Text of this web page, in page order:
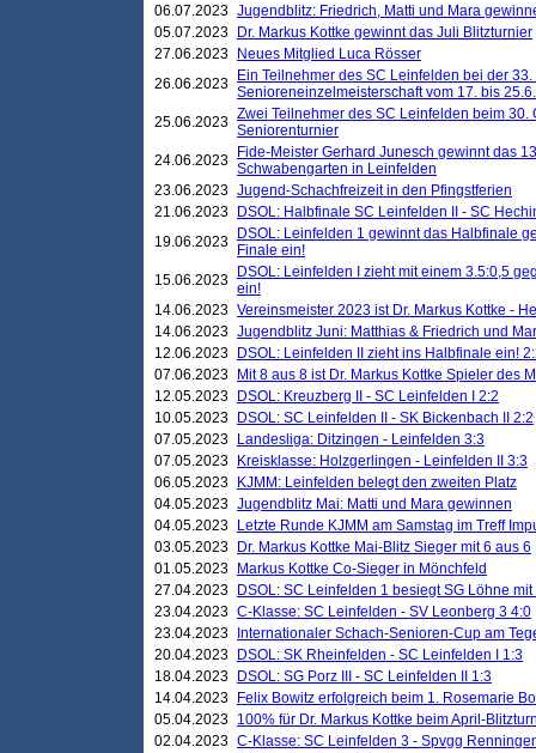
06.07.2023 Jugendblitz: Friedrich, Matti und Mara
05.07.2023
Dr. Markus Kottke gewinnt das Juli Blitzturnier
27.06.2023
Neues Mitglied Luca Rösser
26.06.2023
Ein Teilnehmer des SC Leinfelden bei der
Senioreneinzelmeisterschaft vom 17. bis
25.06.2023 Zwei Teilnehmer des SC Leinfelden beim
Seniorenturnier
24.06.2023
Fide-Meister Gerhard Junesch gewinnt das
Schwabengarten in Leinfelden
23.06.2023 Jugend-Schachfreizeit in den Pfingstferien
21.06.2023
DSOL: Halbfinale SC Leinfelden II - SC
19.06.2023
DSOL: Leinfelden 1 gewinnt das Halbfinale
Finale ein!
15.06.2023
DSOL: Leinfelden I zieht mit einem 3.5:0,5
ein!
14.06.2023 Vereinsmeister 2023 ist Dr. Markus Kottke -
14.06.2023 Jugendblitz Juni: Matthias & Friedrich und
12.06.2023
DSOL: Leinfelden II zieht ins Halbfinale ein!
07.06.2023
Mit 8 aus 8 ist Dr. Markus Kottke Spieler des
12.05.2023
DSOL: Kreuzberg II - SC Leinfelden I 2:2
10.05.2023
DSOL: SC Leinfelden II - SK Bickenbach II 2:2
07.05.2023
Landesliga: Ditzingen - Leinfelden 3:3
07.05.2023
Kreisklasse: Holzgerlingen - Leinfelden II 3:3
06.05.2023
KJMM: Leinfelden belegt den zweiten Platz
04.05.2023 Jugendblitz Mai: Matti und Mara gewinnen
04.05.2023
Letzte Runde KJMM am Samstag im Treff
03.05.2023
Dr. Markus Kottke Mai-Blitz Sieger mit 6 aus 6
01.05.2023
Markus Kottke Co-Sieger in Mönchfeld
27.04.2023
DSOL: SC Leinfelden 1 besiegt SG Löhne mit
23.04.2023 C-Klasse: SC Leinfelden - SV Leonberg 3 4:0
23.04.2023
Internationaler Schach-Senioren-Cup am
20.04.2023
DSOL: SK Rheinfelden - SC Leinfelden I 1:3
18.04.2023
DSOL: SG Porz III - SC Leinfelden II 1:3
14.04.2023
Felix Bowitz erfolgreich beim 1. Rosemarie
05.04.2023 100% für Dr. Markus Kottke beim April-
02.04.2023 C-Klasse: SC Leinfelden 3 - Spvgg